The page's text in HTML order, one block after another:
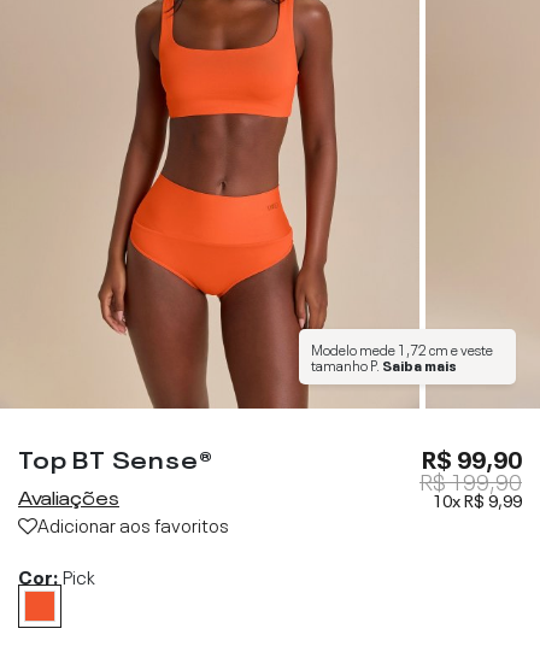
Modelo mede1,72 cme veste
tamanhoP. Saiba mais
Top BT Sense®
Avaliações
Adicionar aos favoritos
R$ 99,90
R$ 199,90
10xR$ 9,99
Cor:Pick